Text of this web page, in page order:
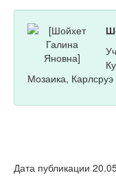
Мозаика, Карлсруэ
Дата публикации